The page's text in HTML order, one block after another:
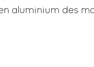
aluminium des